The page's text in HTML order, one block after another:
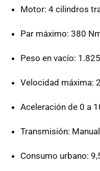
Motor: 4 cilindros
Par máximo: 380
Peso en vacío:
Velocidad máxima:
Aceleración de 0 a
Transmisión:
Consumo urbano: